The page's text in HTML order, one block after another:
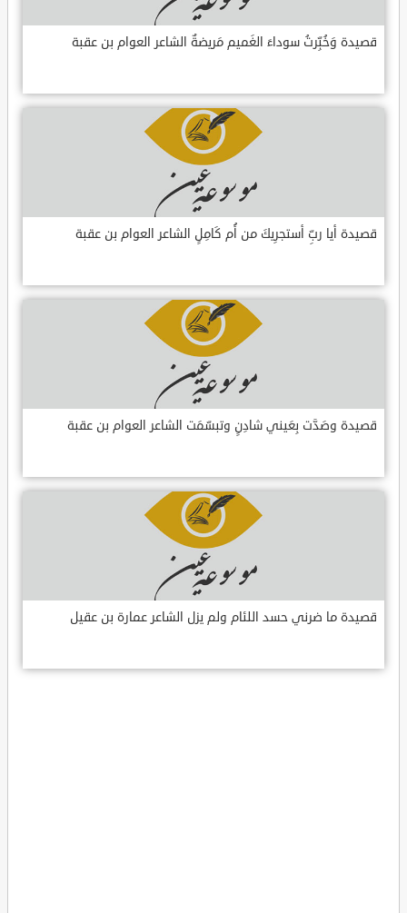
قصيدة وَخُبِّرتُ سوداءَ الغَميم مَريضةٌ الشاعر العوام بن عقبة
قصيدة أيا ربِّ أستجرِيكَ من أُم كَامِلٍ الشاعر العوام بن عقبة
قصيدة وصَدَّت بِعَيني شادِنٍ وتبسّمَت الشاعر العوام بن عقبة
قصيدة ما ضرني حسد اللئام ولم يزل الشاعر عمارة بن عقيل